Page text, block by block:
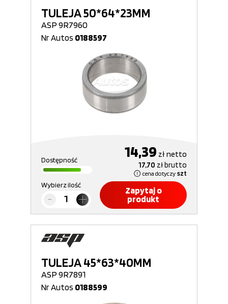
TULEJA 50*64*23MM
ASP 9R7960
Nr Autos 0188597
Dostępność 14,39 złnetto
17,70 złbrutto
cena dotyczy szt
Wybierz ilość
Zapytaj o
produkt
TULEJA 45*63*40MM
ASP 9R7891
Nr Autos 0188599